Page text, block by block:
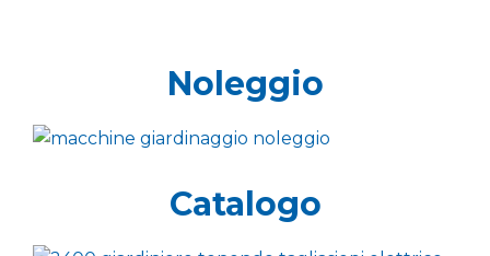
Noleggio
Catalogo